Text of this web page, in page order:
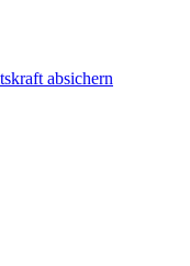
absichern